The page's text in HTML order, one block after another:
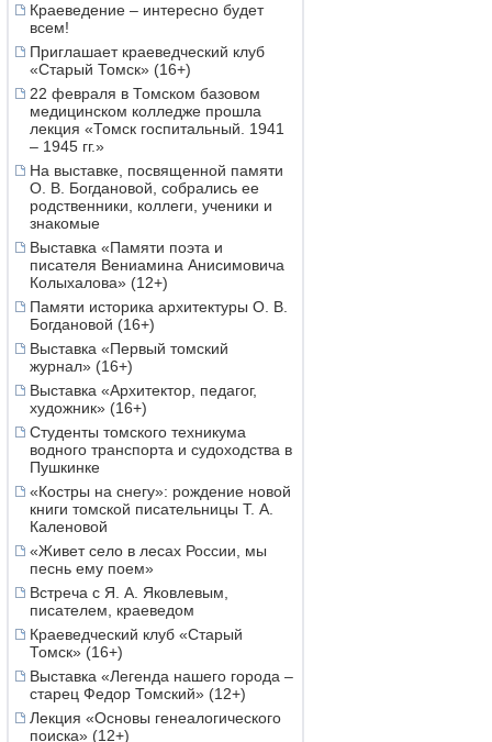
Краеведение – интересно будет
всем!
Приглашает краеведческий клуб
«Старый Томск» (16+)
22 февраля в Томском базовом
медицинском колледже прошла
лекция «Томск госпитальный. 1941
– 1945 гг.»
На выставке, посвященной памяти
О. В. Богдановой, собрались ее
родственники, коллеги, ученики и
знакомые
Выставка «Памяти поэта и
писателя Вениамина Анисимовича
Колыхалова» (12+)
Памяти историка архитектуры О. В.
Богдановой (16+)
Выставка «Первый томский
журнал» (16+)
Выставка «Архитектор, педагог,
художник» (16+)
Студенты томского техникума
водного транспорта и судоходства в
Пушкинке
«Костры на снегу»: рождение новой
книги томской писательницы Т. А.
Каленовой
«Живет село в лесах России, мы
песнь ему поем»
Встреча с Я. А. Яковлевым,
писателем, краеведом
Краеведческий клуб «Старый
Томск» (16+)
Выставка «Легенда нашего города –
старец Федор Томский» (12+)
Лекция «Основы генеалогического
поиска» (12+)